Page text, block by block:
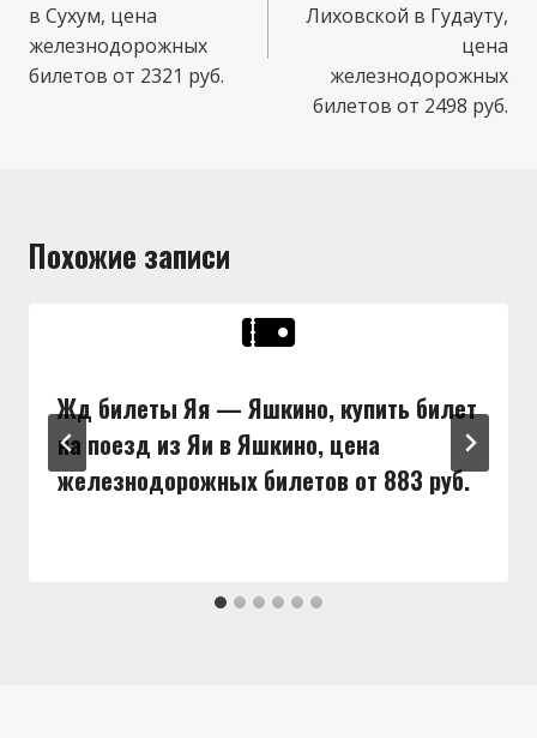
в Сухум, цена
железнодорожных
билетов от 2321 руб.
Лиховской в Гудауту,
цена
железнодорожных
билетов от 2498 руб.
Похожие записи
Жд билеты Яя — Яшкино, купить билет
на поезд из Яи в Яшкино, цена
железнодорожных билетов от 883 руб.